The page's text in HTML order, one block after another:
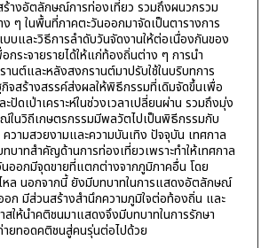
ร้างอัตลักษณ์การท่องเที่ยว รวมถึงผนวกรวม
ๆ ในพื้นที่ภาคตะวันออกมาจัดเป็นตารางการ
บและวิธีการลำดับวันจัดงานให้ต่อเนื่องกันของ
กระจายรายได้ให้แก่ท้องถิ่นต่าง ๆ การนำ
นต์และหลังสงกรานต์มาปรับใช้ในบริบทการ
จสร้างสรรค์ส่งผลให้พิธีกรรมที่เดิมจัดขึ้นเพื่อ
ปัดเป่าเคราะห์ในช่วงเวลาเปลี่ยนผ่าน รวมถึงมุ่ง
ในวิถีเกษตรกรรมมีพลวัตไปเป็นพิธีกรรมกับ
วามสวยงามและความบันเทิง ปัจจุบัน เทศกาล
บาทสำคัญด้านการท่องเที่ยวเพราะทำให้เทศกาล
ออกมีจุดขายที่แตกต่างจากภูมิภาคอื่น โดย
ไหล นอกจากนี้ ยังมีบทบาทในการแสดงอัตลักษณ์
ก มีส่วนสร้างสำนึกความภูมิใจต่อท้องถิ่น และ
สให้นำคติชนมาแสดงจึงมีบทบาทในการรักษา
ายทอดคติชนสู่คนรุ่นต่อไปด้วย